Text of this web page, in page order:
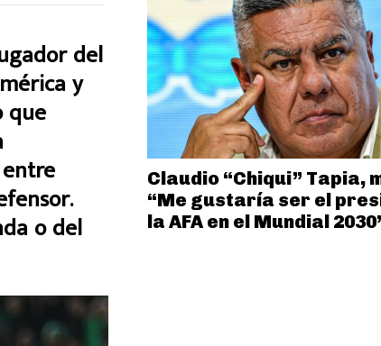
del
y
que
o del
Claudio “Chiqui” Tapia,
“Me gustaría ser el
la AFA en el Mundial